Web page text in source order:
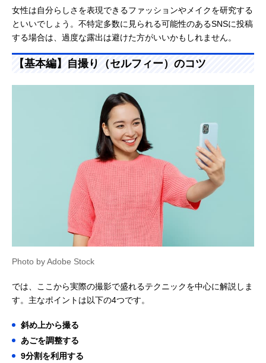
女性は自分らしさを表現できるファッションやメイクを研究する
といいでしょう。不特定多数に見られる可能性のあるSNSに投稿
する場合は、過度な露出は避けた方がいいかもしれません。
【基本編】自撮り（セルフィー）のコツ
Photo by Adobe Stock
では、ここから実際の撮影で盛れるテクニックを中心に解説しま
す。主なポイントは以下の4つです。
斜め上から撮る
あごを調整する
9分割を利用する